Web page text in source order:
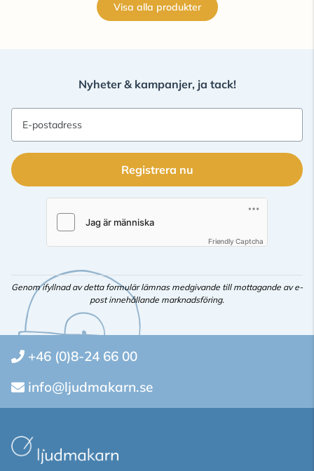
Visa alla produkter
Nyheter & kampanjer, ja tack!
E-postadress
Registrera nu
Friendly Captcha
Genom ifyllnad av detta formulär lämnas medgivande till mottagande av e-
post innehållande marknadsföring.
+46 (0)8-24 66 00
info@ljudmakarn.se